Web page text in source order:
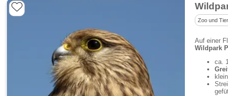
Zoo und
Auf einer
Wildpark
ca.